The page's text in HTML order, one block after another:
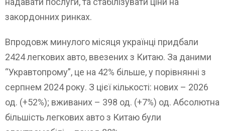
закордонних ринках.
Впродовж минулого місяця українці придбали
2424 легкових авто, ввезених з Китаю. За даними
“Укравтопрому”, це на 42% більше, у порівнянні з
серпнем 2024 року. З цієї кількості: нових – 2026
од. (+52%); вживаних – 398 од. (+7%) од. Абсолютна
більшість легкових авто з Китаю були